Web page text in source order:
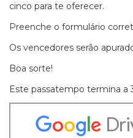
cinco para te oferecer.
Preenche o formulário
Os vencedores serão
Boa sorte!
Este passatempo termina a